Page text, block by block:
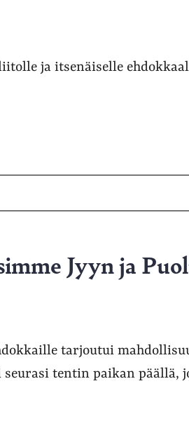
ja itsenäiselle
Jyyn ja
tarjoutui
seurasi tentin paikan päällä,